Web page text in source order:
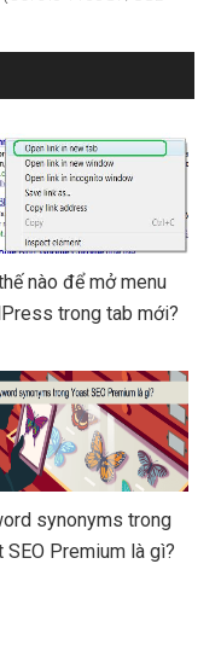
nào để mở menu
trong tab mới?
synonyms trong
SEO Premium là gì?